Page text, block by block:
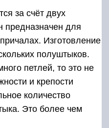
за счёт двух
предназначен для
Изготовление
полуштыков.
петлей, то это не
и крепости
количество
Это более чем